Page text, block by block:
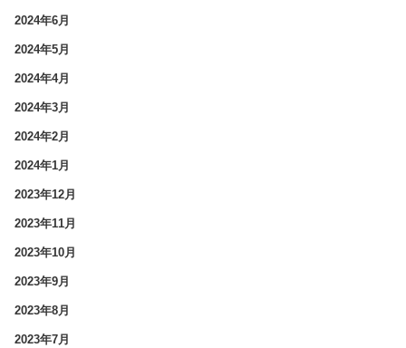
2024年6月
2024年5月
2024年4月
2024年3月
2024年2月
2024年1月
2023年12月
2023年11月
2023年10月
2023年9月
2023年8月
2023年7月